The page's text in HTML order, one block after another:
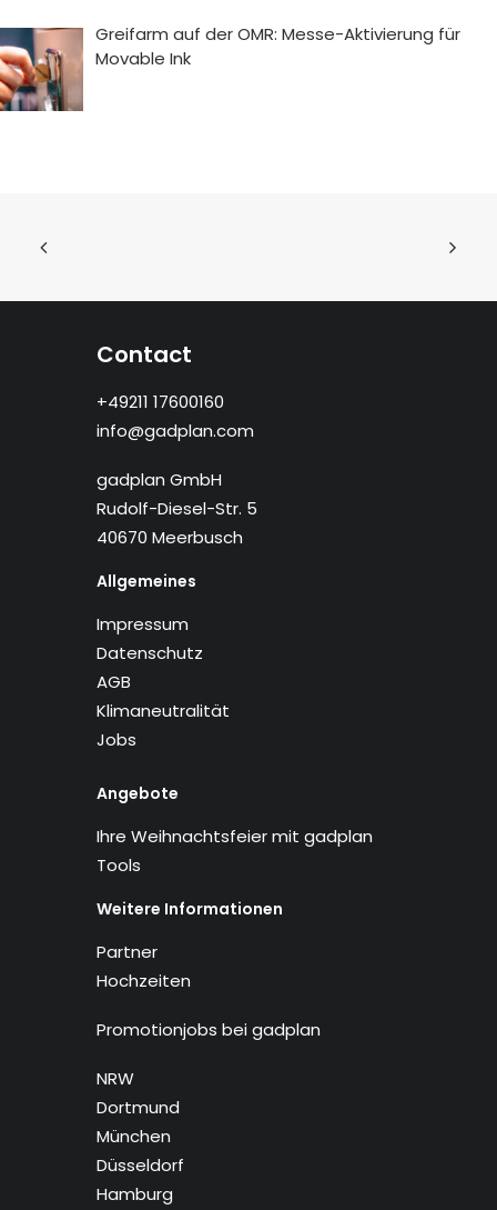
Greifarm auf der OMR: Messe-Aktivierung für
Movable Ink
Contact
+49211 17600160
info@gadplan.com
gadplan GmbH
Rudolf-Diesel-Str. 5
40670 Meerbusch
Allgemeines
Impressum
Datenschutz
AGB
Klimaneutralität
Jobs
Angebote
Ihre Weihnachtsfeier mit gadplan
Tools
Weitere Informationen
Partner
Hochzeiten
Promotionjobs bei gadplan
NRW
Dortmund
München
Düsseldorf
Hamburg